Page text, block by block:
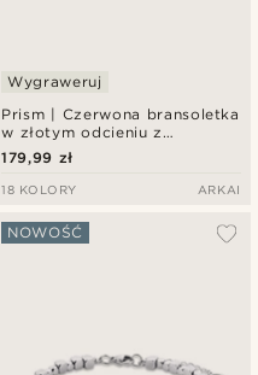
Prism | Czerwona bransoletka
w złotym odcieniu z
kryształowego szkła
Wygraweruj
179,99 zł
18 KOLORY ARKAI
NOWOŚĆ